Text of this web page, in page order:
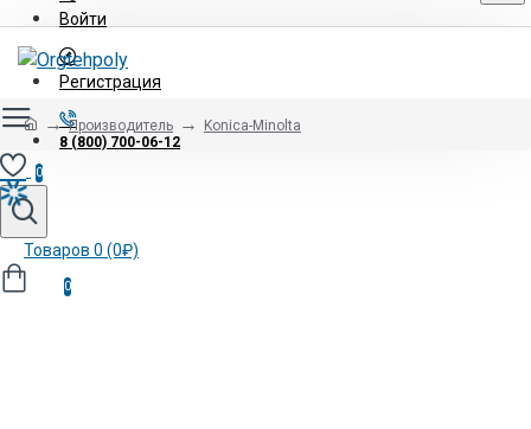
Войти
Регистрация
8 (800) 700-06-12
0
Товаров 0 (0₽)
0
Производитель Konica-Minolta